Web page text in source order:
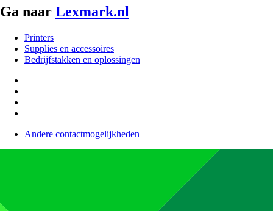
Ga naar Lexmark.nl
Printers
Supplies en accessoires
Bedrijfstakken en oplossingen
Andere contactmogelijkheden